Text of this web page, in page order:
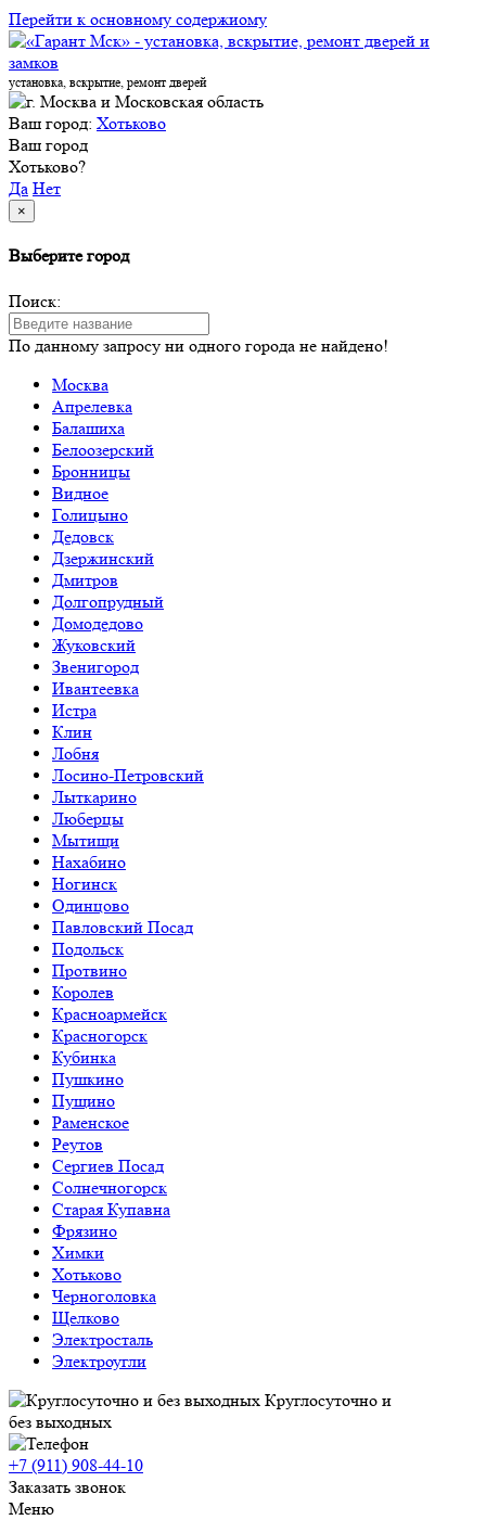
Перейти к основному содержиому
установка, вскрытие, ремонт дверей
Ваш город: Хотьково
Ваш город
Хотьково?
Да Нет
×
Выберите город
Поиск:
По данному запросу ни одного города не найдено!
Москва
Апрелевка
Балашиха
Белоозерский
Бронницы
Видное
Голицыно
Дедовск
Дзержинский
Дмитров
Долгопрудный
Домодедово
Жуковский
Звенигород
Ивантеевка
Истра
Клин
Лобня
Лосино-Петровский
Лыткарино
Люберцы
Мытищи
Нахабино
Ногинск
Одинцово
Павловский Посад
Подольск
Протвино
Королев
Красноармейск
Красногорск
Кубинка
Пушкино
Пущино
Раменское
Реутов
Сергиев Посад
Солнечногорск
Старая Купавна
Фрязино
Химки
Хотьково
Черноголовка
Щелково
Электросталь
Электроугли
Круглосуточно и
без выходных
+7 (911) 908-44-10
Заказать звонок
Меню